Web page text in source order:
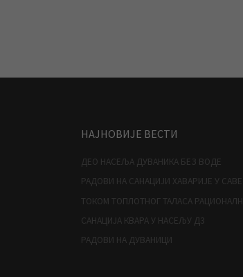
НАЈНОВИЈЕ ВЕСТИ
ДЕО НАСЕЉА ДУВАНИКА БЕЗ ВОДЕ
РАДОВИ НА САНАЦИЈИ ХАВАРИЈЕ У
ТОКОМ ТОПЛОТНОГ ТАЛАСА
САНАЦИЈА КВАРА У НАСЕЉУ Д3
РАДОВИ НА ДУВАНИЦИ